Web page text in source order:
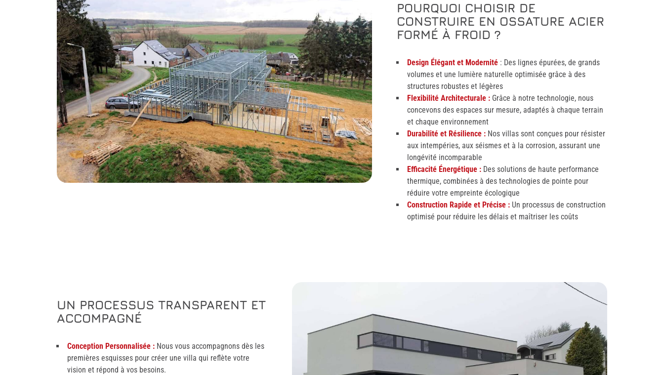
POURQUOI CHOISIR DE
CONSTRUIRE EN OSSATURE ACIER
FORMÉ À FROID ?
Design Élégant et Modernité : Des lignes épurées, de grands
volumes et une lumière naturelle optimisée grâce à des
structures robustes et légères
Flexibilité Architecturale : Grâce à notre technologie, nous
concevons des espaces sur mesure, adaptés à chaque terrain
et chaque environnement
Durabilité et Résilience : Nos villas sont conçues pour résister
aux intempéries, aux séismes et à la corrosion, assurant une
longévité incomparable
Efficacité Énergétique : Des solutions de haute performance
thermique, combinées à des technologies de pointe pour
réduire votre empreinte écologique
Construction Rapide et Précise : Un processus de construction
optimisé pour réduire les délais et maîtriser les coûts
UN PROCESSUS TRANSPARENT ET
ACCOMPAGNÉ
Conception Personnalisée : Nous vous accompagnons dès les
premières esquisses pour créer une villa qui reflète votre
vision et répond à vos besoins.